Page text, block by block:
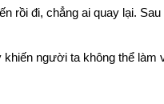
rồi đi, chẳng ai quay lại. Sau
người ta không thể làm